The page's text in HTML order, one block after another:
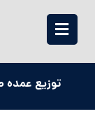
توزیع عمده